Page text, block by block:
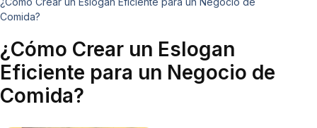
Comida?
¿Cómo Crear un Eslogan
Eficiente para un Negocio de
Comida?